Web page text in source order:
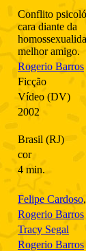
Conflito
cara diante da
melhor amigo.
Rogerio Barros
Ficção
Vídeo (DV)
2002
Brasil (RJ)
cor
4 min.
Felipe Cardoso,
Rogerio Barros
Tracy Segal
Rogerio Barros